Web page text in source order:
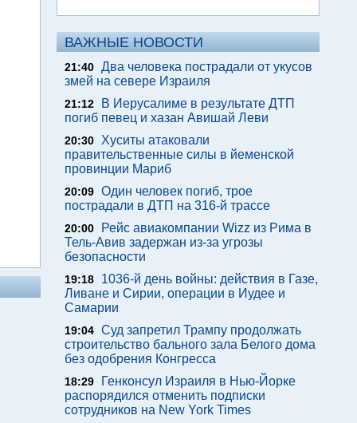
ВАЖНЫЕ НОВОСТИ
21:40 Два человека пострадали от укусов
змей на севере Израиля
21:12
В Иерусалиме в результате ДТП
погиб певец и хазан Авишай Леви
20:30
Хуситы атаковали
правительственные силы в йеменской
провинции Мариб
20:09 Один человек погиб, трое
пострадали в ДТП на 316-й трассе
20:00
Рейс авиакомпании Wizz из Рима в
Тель-Авив задержан из-за угрозы
безопасности
19:18
1036-й день войны: действия в Газе,
Ливане и Сирии, операции в Иудее и
Самарии
19:04 Суд запретил Трампу продолжать
строительство бального зала Белого дома
без одобрения Конгресса
18:29
Генконсул Израиля в Нью-Йорке
распорядился отменить подписки
сотрудников на New York Times